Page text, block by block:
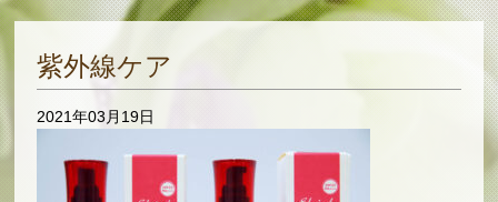
紫外線ケア
2021年03月19日